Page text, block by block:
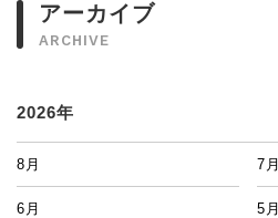
アーカイブ
ARCHIVE
2026年
8月 7月
6月 5月